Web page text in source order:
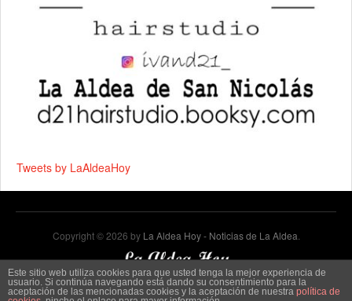
Tweets by LaAldeaHoy
Copyright © 2026 by La Aldea Hoy - Noticias de La Aldea
Este sitio web utiliza cookies para que usted tenga la mejor experiencia de
usuario. Si continúa navegando está dando su consentimiento para la
aceptación de las mencionadas cookies y la aceptación de nuestra política de